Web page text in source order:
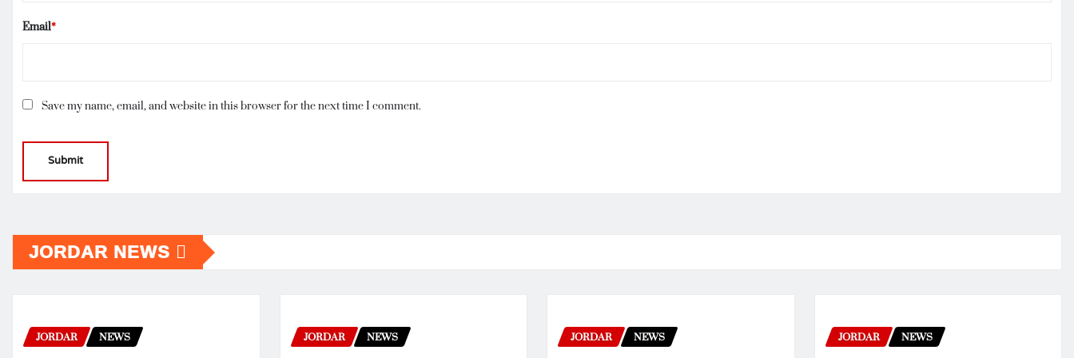
Email*
Save my name, email, and website in this browser for the next time I comment.
JORDAR NEWS
JORDAR NEWS JORDAR NEWS JORDAR NEWS JORDAR NEWS